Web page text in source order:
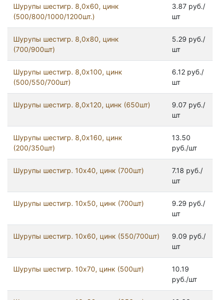
Шурупы шестигр. 8,0x60, цинк
(500/800/1000/1200шт.)
3.87 руб./
шт
Шурупы шестигр. 8,0x80, цинк
(700/900шт)
5.29 руб./
шт
Шурупы шестигр. 8,0х100, цинк
(500/550/700шт)
6.12 руб./
шт
Шурупы шестигр. 8,0х120, цинк (650шт)
9.07 руб./
шт
Шурупы шестигр. 8,0х160, цинк
(200/350шт)
13.50
руб./шт
Шурупы шестигр. 10x40, цинк (700шт)
7.18 руб./
шт
Шурупы шестигр. 10x50, цинк (700шт)
9.29 руб./
шт
Шурупы шестигр. 10x60, цинк (550/700шт)
9.09 руб./
шт
Шурупы шестигр. 10x70, цинк (500шт)
10.19
руб./шт